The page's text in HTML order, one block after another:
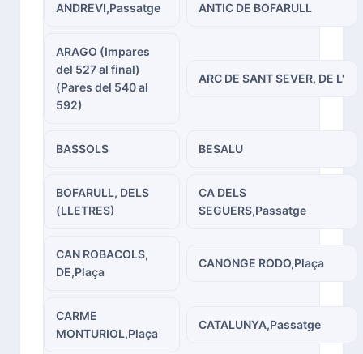
ANDREVI,Passatge ANTIC DE BOFARULL
ARAGO (Impares
del 527 al final)
(Pares del 540 al
592)
ARC DE SANT SEVER, DE L'
BASSOLS BESALU
BOFARULL, DELS
(LLETRES)
CA DELS
SEGUERS,Passatge
CAN ROBACOLS,
DE,Plaça
CANONGE RODO,Plaça
CARME
MONTURIOL,Plaça
CATALUNYA,Passatge